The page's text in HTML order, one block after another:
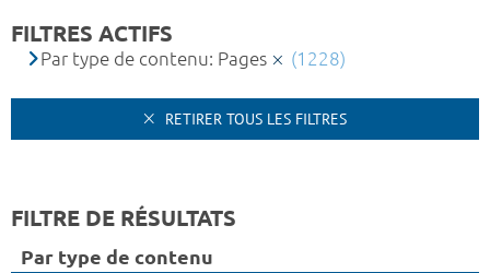
FILTRES ACTIFS
Par type de contenu: Pages (1228)
RETIRER TOUS LES FILTRES
FILTRE DE RÉSULTATS
Par type de contenu